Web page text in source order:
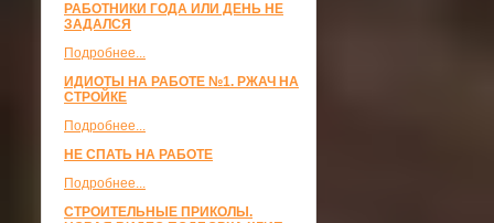
РАБОТНИКИ ГОДА ИЛИ ДЕНЬ НЕ
ЗАДАЛСЯ
Подробнее...
ИДИОТЫ НА РАБОТЕ №1. РЖАЧ НА
СТРОЙКЕ
Подробнее...
НЕ СПАТЬ НА РАБОТЕ
Подробнее...
СТРОИТЕЛЬНЫЕ ПРИКОЛЫ.